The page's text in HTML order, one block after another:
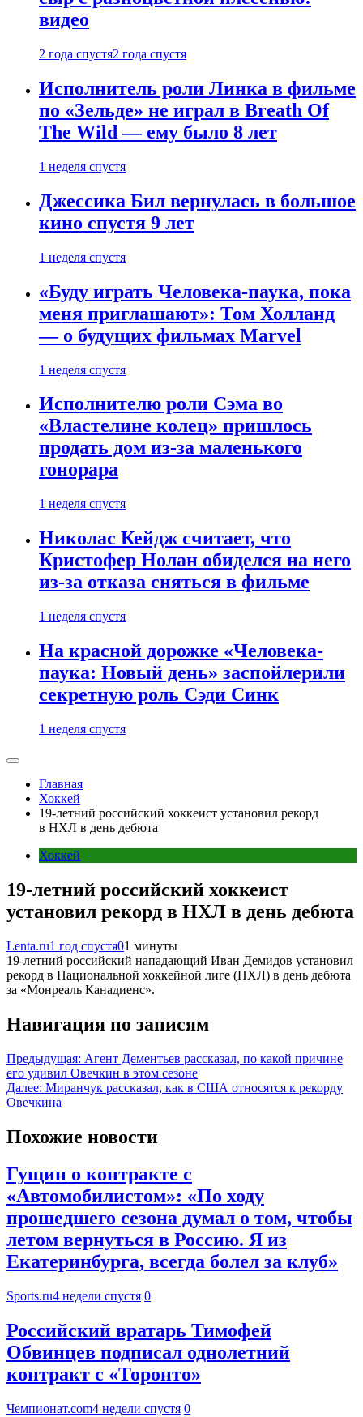
видео
2 года спустя2 года спустя
Исполнитель роли Линка в фильме
по «Зельде» не играл в Breath Of
The Wild — ему было 8 лет
1 неделя спустя
Джессика Бил вернулась в большое
кино спустя 9 лет
1 неделя спустя
«Буду играть Человека-паука, пока
меня приглашают»: Том Холланд
— о будущих фильмах Marvel
1 неделя спустя
Исполнителю роли Сэма во
«Властелине колец» пришлось
продать дом из-за маленького
гонорара
1 неделя спустя
Николас Кейдж считает, что
Кристофер Нолан обиделся на него
из-за отказа сняться в фильме
1 неделя спустя
На красной дорожке «Человека-
паука: Новый день» заспойлерили
секретную роль Сэди Синк
1 неделя спустя
Главная
Хоккей
19-летний российский хоккеист установил рекорд
в НХЛ в день дебюта
Хоккей
19-летний российский хоккеист
установил рекорд в НХЛ в день дебюта
Lenta.ru1 год спустя01 минуты
19-летний российский нападающий Иван Демидов установил
рекорд в Национальной хоккейной лиге (НХЛ) в день дебюта
за «Монреаль Канадиенс».
Навигация по записям
Предыдущая: Агент Дементьев рассказал, по какой причине
его удивил Овечкин в этом сезоне
Далее: Миранчук рассказал, как в США относятся к рекорду
Овечкина
Похожие новости
Гущин о контракте с
«Автомобилистом»: «По ходу
прошедшего сезона думал о том, чтобы
летом вернуться в Россию. Я из
Екатеринбурга, всегда болел за клуб»
Sports.ru4 недели спустя 0
Российский вратарь Тимофей
Обвинцев подписал однолетний
контракт с «Торонто»
Чемпионат.com4 недели спустя 0